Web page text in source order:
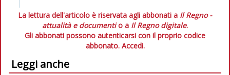
La lettura dell'articolo è riservata agli abbonati a Il Regno -
attualità e documentio a Il Regno digitale.
Gli abbonati possono autenticarsi con il proprio codice
abbonato. Accedi.
Leggi anche